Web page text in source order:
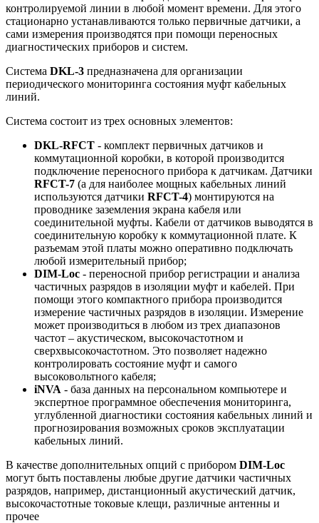
контролируемой линии в любой момент времени. Для этого
стационарно устанавливаются только первичные датчики, а
сами измерения производятся при помощи переносных
диагностических приборов и систем.
Система DKL-3 предназначена для организации
периодического мониторинга состояния муфт кабельных
линий.
Система состоит из трех основных элементов:
DKL-RFCT - комплект первичных датчиков и
коммутационной коробки, в которой производится
подключение переносного прибора к датчикам. Датчики
RFCT-7 (а для наиболее мощных кабельных линий
используются датчики RFCT-4) монтируются на
проводнике заземления экрана кабеля или
соединительной муфты. Кабели от датчиков выводятся в
соединительную коробку к коммутационной плате. К
разъемам этой платы можно оперативно подключать
любой измерительный прибор;
DIM-Loc - переносной прибор регистрации и анализа
частичных разрядов в изоляции муфт и кабелей. При
помощи этого компактного прибора производится
измерение частичных разрядов в изоляции. Измерение
может производиться в любом из трех диапазонов
частот – акустическом, высокочастотном и
сверхвысокочастотном. Это позволяет надежно
контролировать состояние муфт и самого
высоковольтного кабеля;
iNVA - база данных на персональном компьютере и
экспертное программное обеспечения мониторинга,
углубленной диагностики состояния кабельных линий и
прогнозирования возможных сроков эксплуатации
кабельных линий.
В качестве дополнительных опций с прибором DIM-Loc
могут быть поставлены любые другие датчики частичных
разрядов, например, дистанционный акустический датчик,
высокочастотные токовые клещи, различные антенны и
прочее